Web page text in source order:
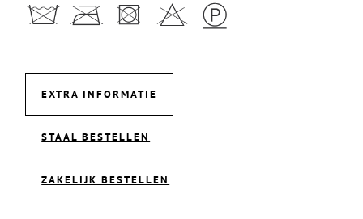
EXTRA INFORMATIE
STAAL BESTELLEN
ZAKELIJK BESTELLEN